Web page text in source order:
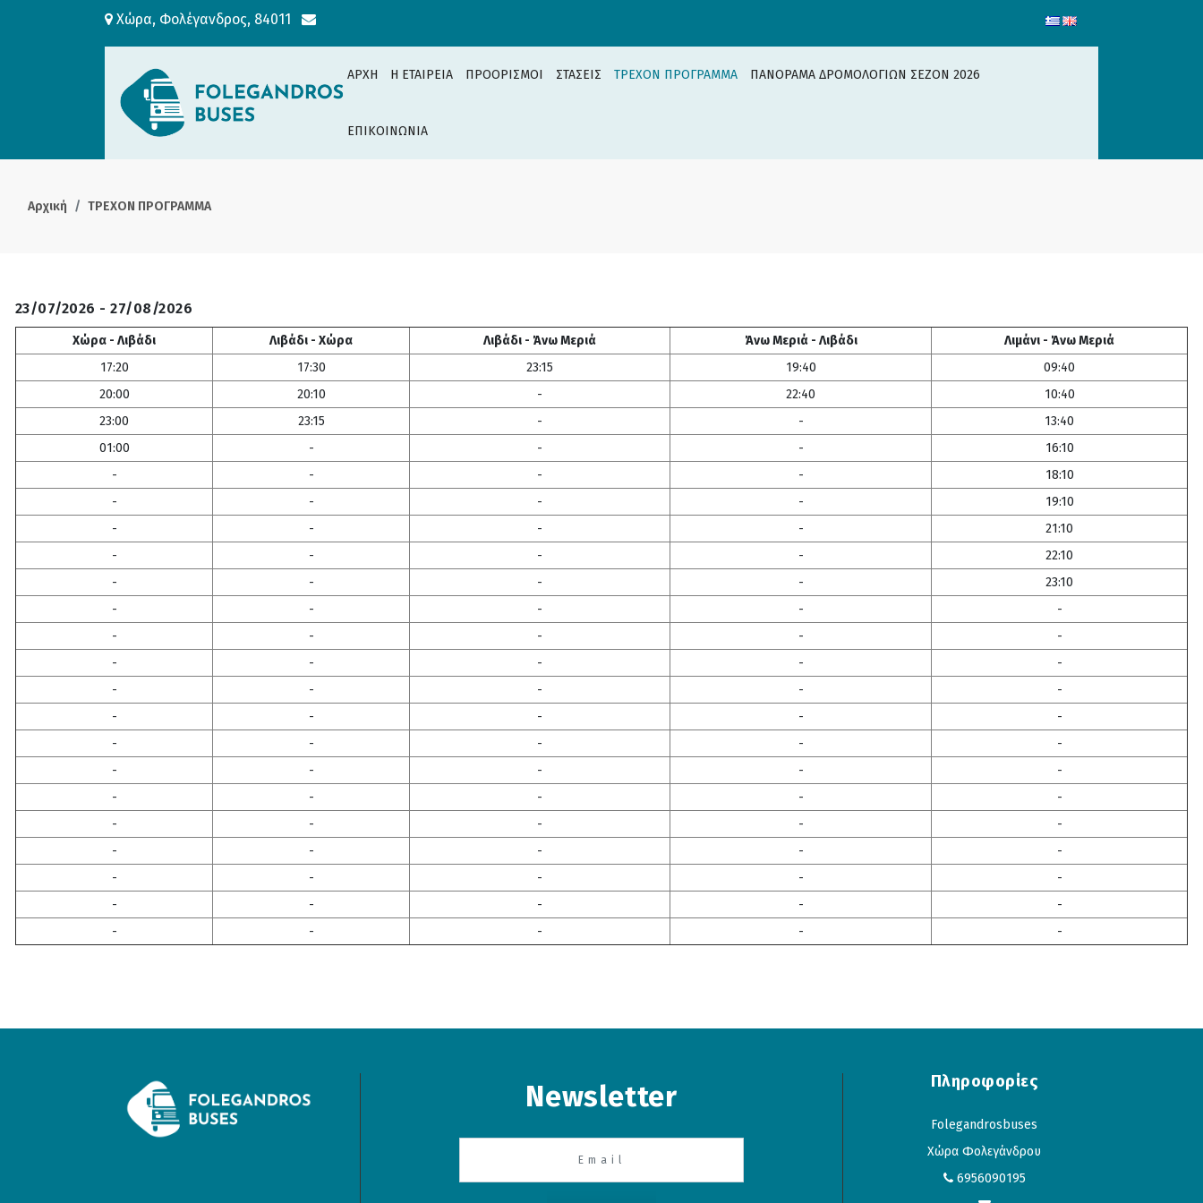
Χώρα, Φολέγανδρος, 84011
ΑΡΧΗ H ΕΤΑΙΡΕΙΑ ΠΡΟΟΡΙΣΜΟΙ ΣΤΑΣΕΙΣ ΤΡΕΧΟΝ ΠΡΟΓΡΑΜΜΑ ΠΑΝΟΡΑΜΑ ΔΡΟΜΟΛΟΓΙΩΝ ΣΕΖΟΝ 2026
ΕΠΙΚΟΙΝΩΝΙΑ
Αρχική ΤΡΕΧΟΝ ΠΡΟΓΡΑΜΜΑ
23/07/2026 - 27/08/2026
Χώρα - Λιβάδι Λιβάδι - Χώρα Λιβάδι - Άνω Μεριά Άνω Μεριά - Λιβάδι
Λιμάνι - Άνω Μεριά
17:20
17:30 23:15 19:40
09:40
20:00
20:10 - 22:40
10:40
23:00
23:15 - -
13:40
01:00
- - -
16:10
-
- - -
18:10
-
- - -
19:10
-
- - -
21:10
-
- - -
22:10
-
- - -
23:10
-
- - -
-
-
- - -
-
-
- - -
-
-
- - -
-
-
- - -
-
-
- - -
-
-
- - -
-
-
- - -
-
-
- - -
-
-
- - -
-
-
- - -
-
-
- - -
-
-
- - - -
Newsletter Πληροφορίες
Folegandrosbuses
Χώρα Φολεγάνδρου
6956090195